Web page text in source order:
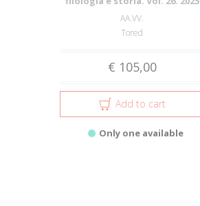
AA.VV.
Tored
€ 105,00
Add to cart
Only one available